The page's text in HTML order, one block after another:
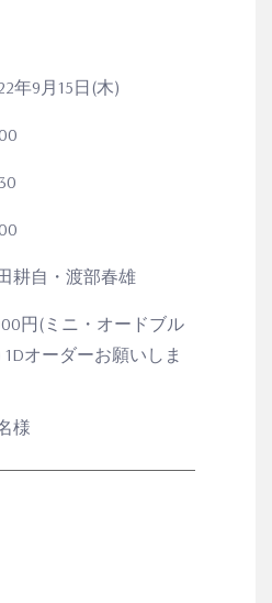
年9月15日(木)
耕自・渡部春雄
円(ミニ・オードブル
1Dオーダーお願いしま
様